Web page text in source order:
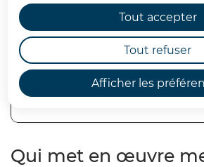
Afficher les
Tout accepter
Tout refuser
Sommaire
Qui met en œuvre